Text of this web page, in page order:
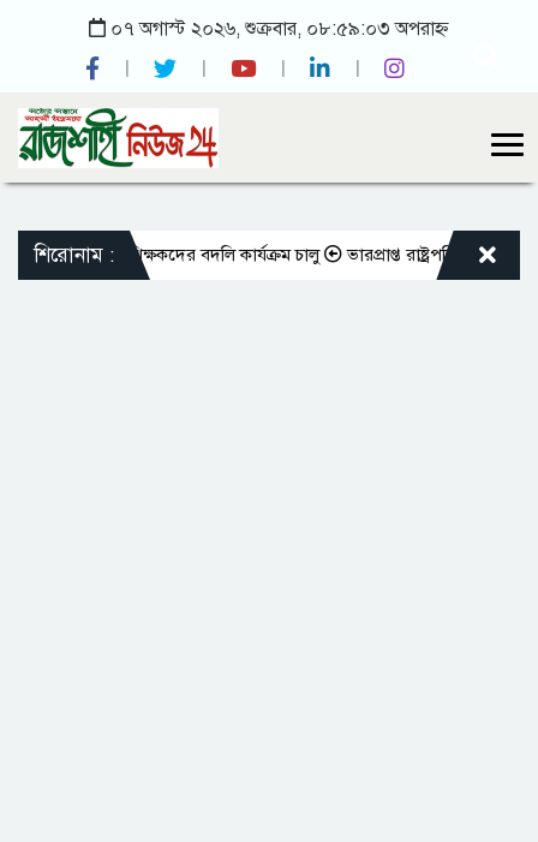
০৭ অগাস্ট ২০২৬, শুক্রবার, ০৮:৫৯:০৩ অপরাহ্ন
শিরোনাম :
শিক্ষকদের বদলি কার্যক্রম চালু ভারপ্রাপ্ত রাষ্ট্রপতিকে শুভেচ্ছা